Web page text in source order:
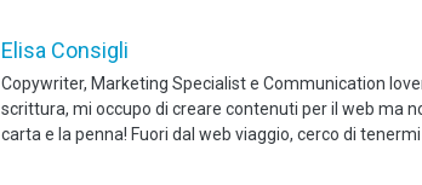
Elisa Consigli
Copywriter, Marketing Specialist e Communication
scrittura, mi occupo di creare contenuti per il web ma
carta e la penna! Fuori dal web viaggio, cerco di